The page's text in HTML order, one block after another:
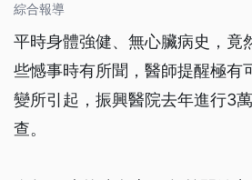
綜合報導
平時身體強健、無心臟病史，竟
些憾事時有所聞，醫師提醒極有
變所引起，振興醫院去年進行3
查。